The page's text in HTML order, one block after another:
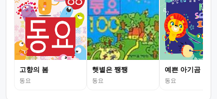
고향의 봄
동요
햇볕은 쨍쨍
동요
예쁜 아기곰
동요